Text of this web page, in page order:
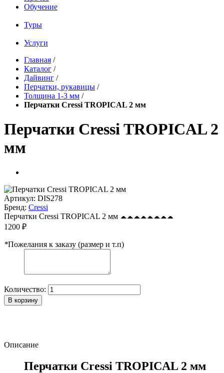
Обучение
Туры
Услуги
Главная /
Каталог /
Дайвинг /
Перчатки, рукавицы /
Толщина 1-3 мм /
Перчатки Cressi TROPICAL 2 мм
Перчатки Cressi TROPICAL 2
мм
Артикул: DIS278
Бренд: Cressi
Перчатки Cressi TROPICAL 2 мм
1200 ₽
*Пожелания к заказу (размер и т.п)
Количество:
В корзину
Описание
Перчатки Cressi TROPICAL 2 мм